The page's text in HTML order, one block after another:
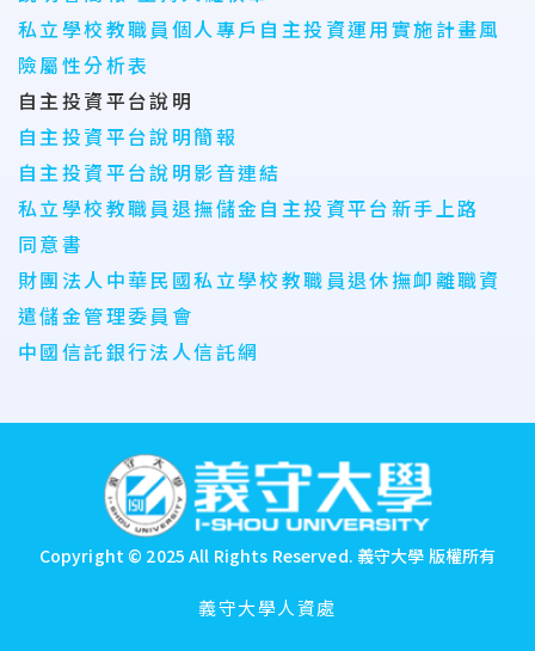
私立學校教職員個人專戶自主投資運用實施計畫風
險屬性分析表
自主投資平台說明
自主投資平台說明簡報
自主投資平台說明影音連結
私立學校教職員退撫儲金自主投資平台新手上路
同意書
財團法人中華民國私立學校教職員退休撫卹離職資
遣儲金管理委員會
中國信託銀行法人信託網
Copyright © 2025 All Rights Reserved. 義守大學 版權所有
義守大學人資處